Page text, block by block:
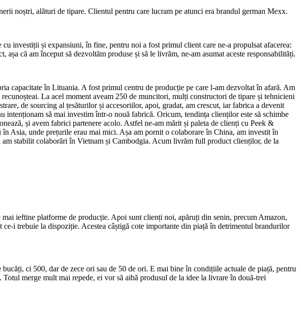
noștri, alături de tipare. Clientul pentru care lucram pe atunci era brandul german Mexx.
investiții și expansiuni, în fine, pentru noi a fost primul client care ne-a propulsat afacerea:
că am început să dezvoltăm produse și să le livrăm, ne-am asumat aceste responsabilități.
capacitate în Lituania. A fost primul centru de producție pe care l-am dezvoltat în afară. Am
La acel moment aveam 250 de muncitori, mulți constructori de tipare și tehnicieni
de sourcing al țesăturilor și accesoriilor, apoi, gradat, am crescut, iar fabrica a devenit
intenționam să mai investim într-o nouă fabrică. Oricum, tendința clienților este să schimbe
și avem fabrici partenere acolo. Astfel ne-am mărit și paleta de clienți cu Peek &
Asia, unde prețurile erau mai mici. Așa am pornit o colaborare în China, am investit în
stabilit colaborări în Vietnam și Cambodgia. Acum livrăm full product clienților, de la
ieftine platforme de producție. Apoi sunt clienți noi, apăruți din senin, precum Amazon,
i trebuie la dispoziție. Acestea câștigă cote importante din piață în detrimentul brandurilor
ci 500, dar de zece ori sau de 50 de ori. E mai bine în condițiile actuale de piață, pentru
merge mult mai repede, ei vor să aibă produsul de la idee la livrare în două-trei